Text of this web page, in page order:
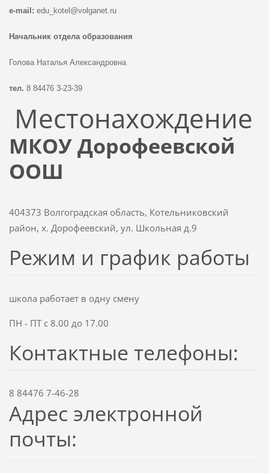
e-mail: edu_kotel@volganet.ru
Начальник отдела образования
Голова Наталья Александровна
тел. 8 84476 3-23-39
Местонахождение
МКОУ Дорофеевской
ООШ
404373 Волгоградская область, Котельниковский
район, х. Дорофеевский, ул. Школьная д.9
Режим и график работы
школа работает в одну смену
ПН - ПТ с 8.00 до 17.00
Контактные телефоны:
8 84476 7-46-28
Адрес электронной
почты: